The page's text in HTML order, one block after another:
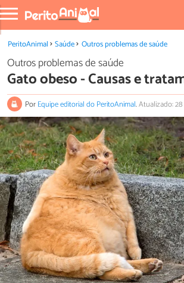
PeritoAnimal Saúde Outros problemas de saúde
Outros problemas de saúde
Gato obeso - Causas e
PorEquipe editorial do PeritoAnimal.Atualizado: